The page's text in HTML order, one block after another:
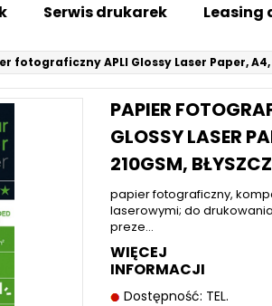
Serwis drukarek Leasing
fotograficzny APLI Glossy Laser Paper,
PAPIER
GLOSSY LASER
210GSM,
papier fotograficzny,
laserowymi; do
preze...
WIĘCEJ
INFORMACJI
Dostępność: TEL.